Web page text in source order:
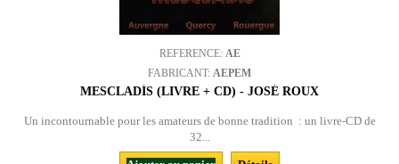
REFERENCE: AE
FABRICANT: AEPEM
MESCLADÍS (LIVRE + CD) - JOSÉ ROUX
Un incontournable pour les amateurs de bonne tradition : un livre-CD de
32...